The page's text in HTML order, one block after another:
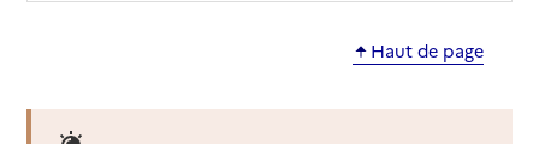
Haut de page